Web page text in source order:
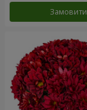
Замовити